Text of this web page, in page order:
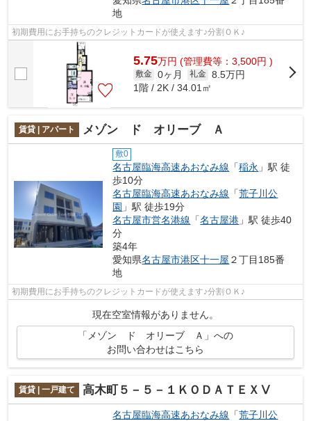
地
初期費用にお手持ちのクレジットカードが使えます♪分割ＯＫ♪
5.75万円 (管理費等：3,500円 )
敷金 0ヶ月 礼金 8.5万円
1階 / 2K / 34.01㎡
賃貸 | アパート メゾン ド オリーブ Ａ
敷0
名古屋臨海高速あおなみ線 「稲永 」駅 徒
歩10分
名古屋臨海高速あおなみ線 「荒子川公
園 」駅 徒歩19分
名古屋市営名港線 「名古屋港 」駅 徒歩40
分
築4年
愛知県名古屋市港区十一屋 ２丁目185番
地
初期費用にお手持ちのクレジットカードが使えます♪分割ＯＫ♪
現在空室情報がありません。
「メゾン ド オリーブ Ａ」への
お問い合わせはこちら
賃貸 | 一戸建て 高木町５－５－１ＫＯＤＡＴＥＸⅤ
名古屋臨海高速あおなみ線 「荒子川公